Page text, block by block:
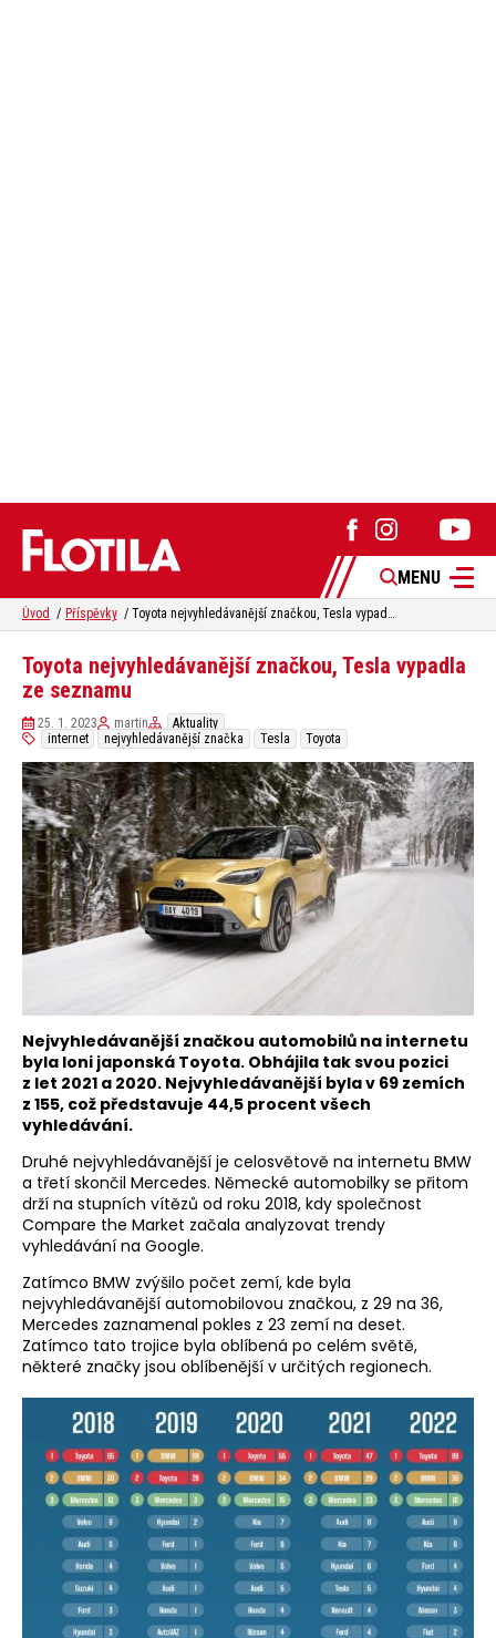
MENU
Úvod Příspěvky Toyota nejvyhledávanější značkou, Tesla vypadla ze seznamu
Toyota nejvyhledávanější značkou, Tesla vypadla
ze seznamu
25. 1. 2023 martin
Aktuality
internet
nejvyhledávanější značka Tesla Toyota
Nejvyhledávanější značkou automobilů na internetu
byla loni japonská Toyota. Obhájila tak svou pozici
z let 2021 a 2020. Nejvyhledávanější byla v 69 zemích
z 155, což představuje 44,5 procent všech
vyhledávání.
Druhé nejvyhledávanější je celosvětově na internetu BMW
a třetí skončil Mercedes. Německé automobilky se přitom
drží na stupních vítězů od roku 2018, kdy společnost
Compare the Market začala analyzovat trendy
vyhledávání na Google.
Zatímco BMW zvýšilo počet zemí, kde byla
nejvyhledávanější automobilovou značkou, z 29 na 36,
Mercedes zaznamenal pokles z 23 zemí na deset.
Zatímco tato trojice byla oblíbená po celém světě,
některé značky jsou oblíbenější v určitých regionech.